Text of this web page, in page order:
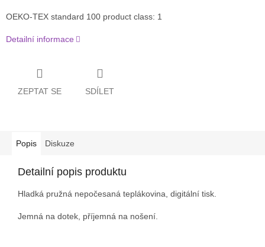
OEKO-TEX standard 100 product class: 1
Detailní informace
ZEPTAT SE SDÍLET
Popis Diskuze
Detailní popis produktu
Hladká pružná nepočesaná teplákovina, digitální tisk.
Jemná na dotek, příjemná na nošení.